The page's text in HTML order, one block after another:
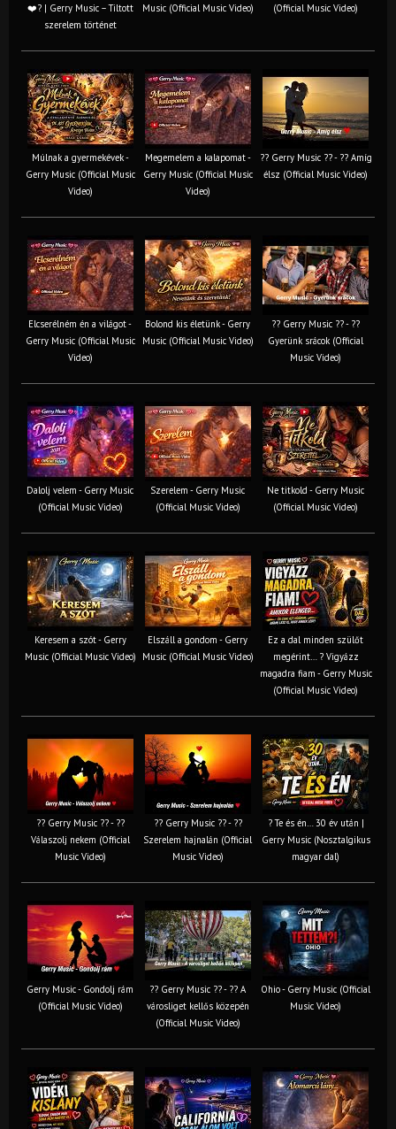
❤️‍? | Gerry Music – Tiltott
szerelem történet
Music (Official Music Video)
(Official Music Video)
Múlnak a gyermekévek -
Gerry Music (Official Music
Video)
Megemelem a kalapomat -
Gerry Music (Official Music
Video)
?? Gerry Music ?? - ?? Amíg
élsz (Official Music Video)
Elcserélném én a világot -
Gerry Music (Official Music
Video)
Bolond kis életünk - Gerry
Music (Official Music Video)
?? Gerry Music ?? - ??
Gyerünk srácok (Official
Music Video)
Dalolj velem - Gerry Music
(Official Music Video)
Szerelem - Gerry Music
(Official Music Video)
Ne titkold - Gerry Music
(Official Music Video)
Keresem a szót - Gerry
Music (Official Music Video)
Elszáll a gondom - Gerry
Music (Official Music Video)
Ez a dal minden szülőt
megérint… ? Vigyázz
magadra fiam - Gerry Music
(Official Music Video)
?? Gerry Music ?? - ??
Válaszolj nekem (Official
Music Video)
?? Gerry Music ?? - ??
Szerelem hajnalán (Official
Music Video)
? Te és én… 30 év után |
Gerry Music (Nosztalgikus
magyar dal)
Gerry Music - Gondolj rám
(Official Music Video)
?? Gerry Music ?? - ?? A
városliget kellős közepén
(Official Music Video)
Ohio - Gerry Music (Official
Music Video)